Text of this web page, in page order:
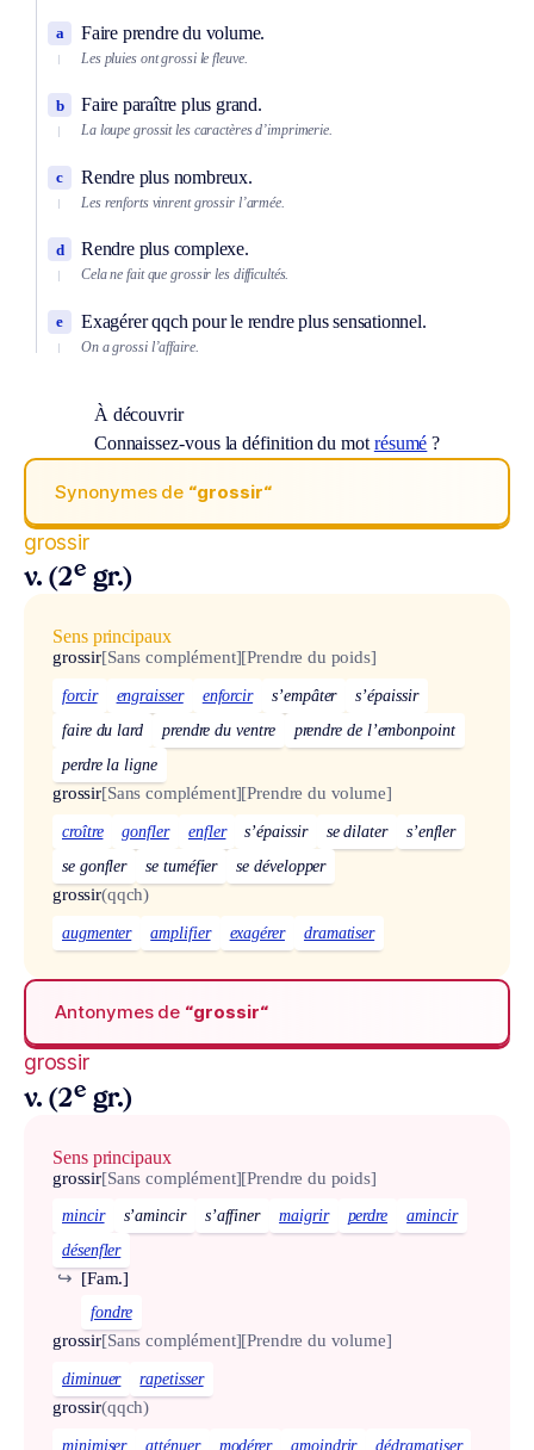
Faire prendre du volume.
a
Les pluies ont grossi le fleuve.
Faire paraître plus grand.
b
La loupe grossit les caractères d’imprimerie.
Rendre plus nombreux.
c
Les renforts vinrent grossir l’armée.
Rendre plus complexe.
d
Cela ne fait que grossir les difficultés.
Exagérer qqch pour le rendre plus sensationnel.
e
On a grossi l’affaire.
À découvrir
Connaissez-vous la définition du motrésumé ?
Synonymes de “grossir“
grossir
v. (2e gr.)
Sens principaux
grossir[Sans complément][Prendre du poids]
forcir engraisser enforcir s’empâter
s’épaissir
faire du lard
prendre du ventre
prendre de l’embonpoint
perdre la ligne
grossir[Sans complément][Prendre du volume]
croître gonfler enfler s’épaissir se dilater
s’enfler
se gonfler
se tuméfier se développer
grossir(qqch)
augmenter amplifier exagérer dramatiser
Antonymes de “grossir“
grossir
v. (2e gr.)
Sens principaux
grossir[Sans complément][Prendre du poids]
mincir s’amincir s’affiner maigrir perdre
amincir
désenfler
[Fam.]
↪
fondre
grossir[Sans complément][Prendre du volume]
diminuer rapetisser
grossir(qqch)
minimiser atténuer modérer amoindrir
dédramatiser